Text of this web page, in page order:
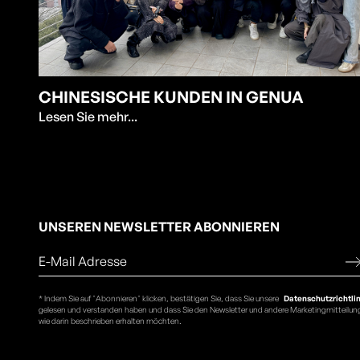
CHINESISCHE KUNDEN IN GENUA
Lesen Sie mehr...
UNSEREN NEWSLETTER ABONNIEREN
* Indem Sie auf "Abonnieren" klicken, bestätigen Sie, dass Sie unsere
gelesen und verstanden haben und dass Sie den Newsletter und andere
wie darin beschrieben erhalten möchten.